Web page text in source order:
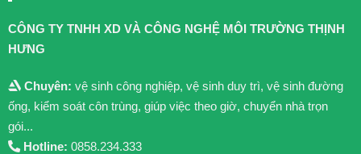
CÔNG TY TNHH XD VÀ CÔNG NGHỆ MÔI TRƯỜNG THỊNH
HƯNG
Chuyên: vệ sinh công nghiệp, vệ sinh duy trì, vệ sinh đường
ống, kiểm soát côn trùng, giúp việc theo giờ, chuyển nhà trọn
gói...
Hotline: 0858.234.333